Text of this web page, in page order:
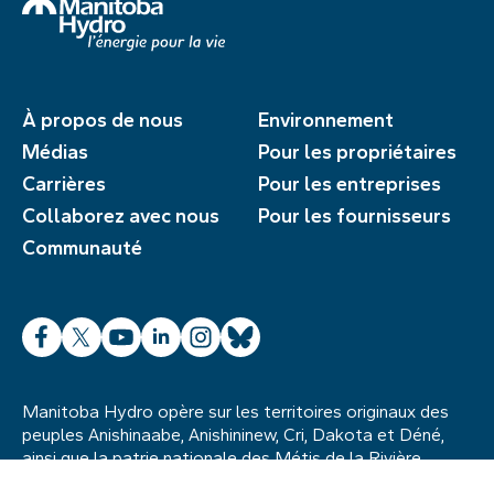
À propos de nous
Médias
Carrières
Collaborez avec nous
Communauté
Environnement
Pour les propriétaires
Pour les entreprises
Pour les fournisseurs
Facebook
X YouTube
LinkedInInstagram
Bluesky
Manitoba Hydro opère sur les territoires originaux des
peuples Anishinaabe, Anishininew, Cri, Dakota et Déné,
ainsi que la patrie nationale des Métis de la Rivière